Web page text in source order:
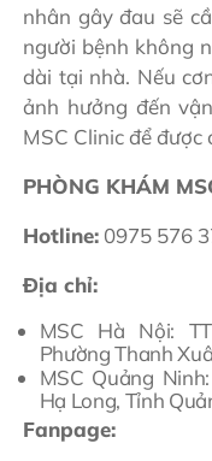
nhân gây đau sẽ
người bệnh không
dài tại nhà. Nếu
ảnh hưởng đến
MSC Clinic để
PHÒNG KHÁM
Hotline: 0975 576
Địa chỉ:
MSC Hà Nội:
Phường Thanh
MSC Quảng
Hạ Long, Tỉnh
Fanpage: